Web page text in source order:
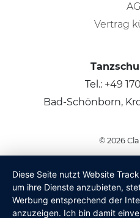
Vertrag
Tel.: +49
Bad-Schönborn,
© 2026
Diese Seite nutzt Website
um ihre Dienste anzubieten,
Werbung entsprechend der
anzuzeigen. Ich bin damit